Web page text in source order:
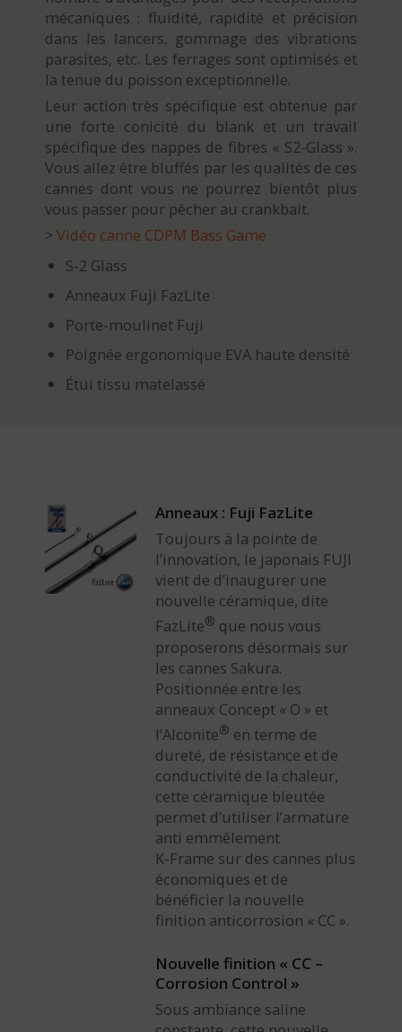
mécaniques : fluidité, rapidité et précision
dans les lancers, gommage des vibrations
parasites, etc. Les ferrages sont optimisés et
la tenue du poisson exceptionnelle.
Leur action très spécifique est obtenue par
une forte conicité du blank et un travail
spécifique des nappes de fibres « S2-Glass ».
Vous allez être bluffés par les qualités de ces
cannes dont vous ne pourrez bientôt plus
vous passer pour pêcher au crankbait.
> Vidéo canne CDPM Bass Game
S-2 Glass
Anneaux Fuji FazLite
Porte-moulinet Fuji
Poignée ergonomique EVA haute densité
Étui tissu matelassé
Anneaux : Fuji FazLite
Toujours à la pointe de
l’innovation, le japonais FUJI
vient de d’inaugurer une
nouvelle céramique, dite
FazLite® que nous vous
proposerons désormais sur
les cannes Sakura.
Positionnée entre les
anneaux Concept « O » et
l’Alconite® en terme de
dureté, de résistance et de
conductivité de la chaleur,
cette céramique bleutée
permet d’utiliser l’armature
anti emmêlement
K-Frame sur des cannes plus
économiques et de
bénéficier la nouvelle
finition anticorrosion « CC ».
Nouvelle finition « CC –
Corrosion Control »
Sous ambiance saline